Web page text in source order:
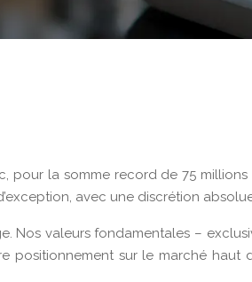
la somme record de 75 millions
avec une discrétion
Nos valeurs fondamentales –
sur le marché haut